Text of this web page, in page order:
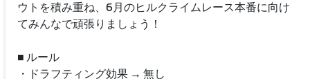
ウトを積み重ね、6月のヒルクライムレース本番に向け
てみんなで頑張りましょう！
■ ルール
・ドラフティング効果 → 無し